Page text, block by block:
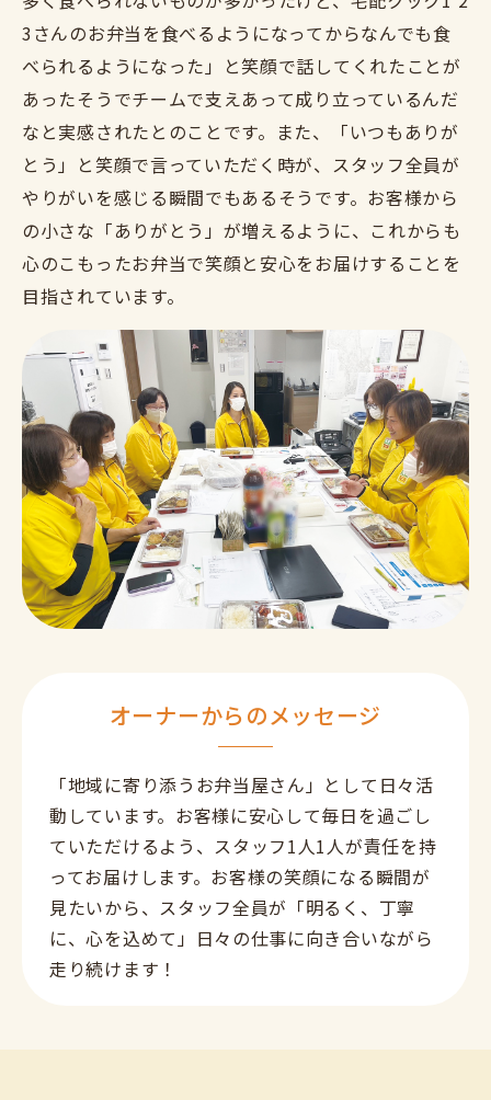
3さんのお弁当を食べるようになってからなんでも食
べられるようになった」と笑顔で話してくれたことが
あったそうでチームで支えあって成り立っているんだ
なと実感されたとのことです。また、「いつもありが
とう」と笑顔で言っていただく時が、スタッフ全員が
やりがいを感じる瞬間でもあるそうです。お客様から
の小さな「ありがとう」が増えるように、これからも
心のこもったお弁当で笑顔と安心をお届けすることを
目指されています。
オーナーからのメッセージ
「地域に寄り添うお弁当屋さん」として日々活
動しています。お客様に安心して毎日を過ごし
ていただけるよう、スタッフ1人1人が責任を持
ってお届けします。お客様の笑顔になる瞬間が
見たいから、スタッフ全員が「明るく、丁寧
に、心を込めて」日々の仕事に向き合いながら
走り続けます！